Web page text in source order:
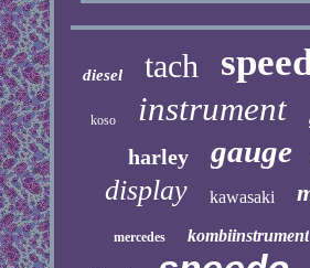
diesel tach
koso instrument
harley gauge
display kawasaki
mercedes kombiinstrument